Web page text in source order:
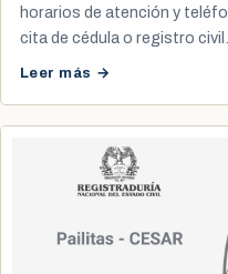
horarios de atención y
cita de cédula o registro civil.
Leer más →